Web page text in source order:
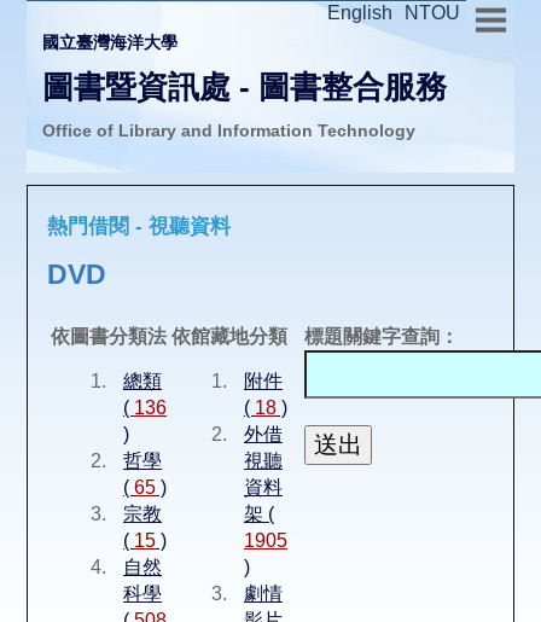
NTOU
English
國立臺灣海洋大學
圖書暨資訊處 - 圖書整合服務
Office of Library and Information Technology
推廣活動
圖書互借
線上報名
申請表單
空間借用
熱門借閱 - 視聽資料
DVD
依圖書分類法
總類
( 136
)
哲學
( 65)
宗教
( 15)
自然
科學
依館藏地分類
附件
( 18)
外借
視聽
資料
架 (
1905
)
劇情
標題關鍵字查詢：